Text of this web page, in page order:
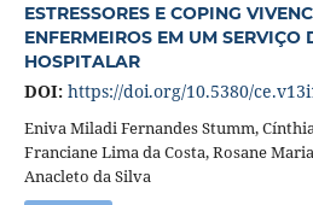
ESTRESSORES E COPING
ENFERMEIROS EM UM
HOSPITALAR
DOI: https://doi.org/10.5380/
Eniva Miladi Fernandes Stumm,
Franciane Lima da Costa, Rosane
Anacleto da Silva